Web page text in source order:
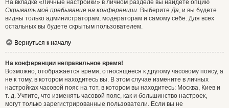
На вкладке «Личные настройки» в личном разделе вы найдёте опцию
Скрывать моё пребывание на конференции. ВыберитеДа, и вы будете
видны только администраторам, модераторам и самому себе. Для всех
остальных вы будете скрытым пользователем.
Вернуться к началу
На конференции неправильное время!
Возможно, отображается время, относящееся к другому часовому поясу, а
не к тому, в котором находитесь вы. В этом случае измените в личных
настройках часовой пояс на тот, в котором вы находитесь: Москва, Киев и
т. д. Учтите, что изменять часовой пояс, как и большинство настроек,
могут только зарегистрированные пользователи. Если вы не